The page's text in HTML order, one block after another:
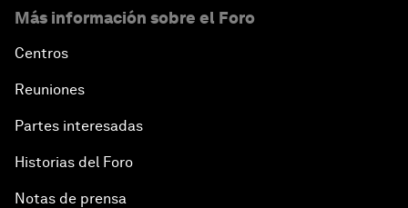
Más información sobre el Foro
Centros
Reuniones
Partes interesadas
Historias del Foro
Notas de prensa